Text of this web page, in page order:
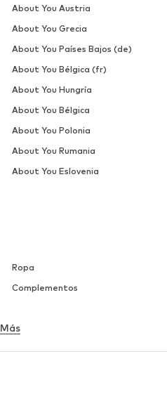
Ropa
Complementos
Más
About You Austria
About You Grecia
About You Países Bajos (de)
About You Bélgica (fr)
About You Hungría
About You Bélgica
About You Polonia
About You Rumania
About You Eslovenia